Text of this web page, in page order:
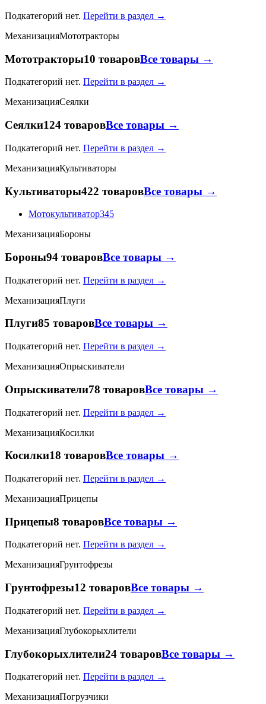
Подкатегорий нет. Перейти в раздел →
МеханизацияМототракторы
Мототракторы10 товаровВсе товары →
Подкатегорий нет. Перейти в раздел →
МеханизацияСеялки
Сеялки124 товаровВсе товары →
Подкатегорий нет. Перейти в раздел →
МеханизацияКультиваторы
Культиваторы422 товаровВсе товары →
Мотокультиватор345
МеханизацияБороны
Бороны94 товаровВсе товары →
Подкатегорий нет. Перейти в раздел →
МеханизацияПлуги
Плуги85 товаровВсе товары →
Подкатегорий нет. Перейти в раздел →
МеханизацияОпрыскиватели
Опрыскиватели78 товаровВсе товары →
Подкатегорий нет. Перейти в раздел →
МеханизацияКосилки
Косилки18 товаровВсе товары →
Подкатегорий нет. Перейти в раздел →
МеханизацияПрицепы
Прицепы8 товаровВсе товары →
Подкатегорий нет. Перейти в раздел →
МеханизацияГрунтофрезы
Грунтофрезы12 товаровВсе товары →
Подкатегорий нет. Перейти в раздел →
МеханизацияГлубокорыхлители
Глубокорыхлители24 товаровВсе товары →
Подкатегорий нет. Перейти в раздел →
МеханизацияПогрузчики